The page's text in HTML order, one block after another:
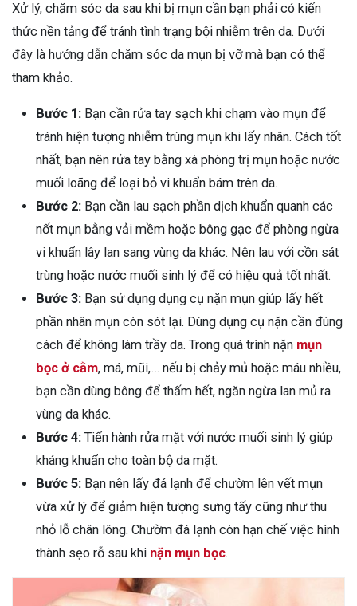
Xử lý, chăm sóc da sau khi bị mụn cần bạn phải có kiến
thức nền tảng để tránh tình trạng bội nhiễm trên da. Dưới
đây là hướng dẫn chăm sóc da mụn bị vỡ mà bạn có thể
tham khảo.
Bước 1: Bạn cần rửa tay sạch khi chạm vào mụn để
tránh hiện tượng nhiễm trùng mụn khi lấy nhân. Cách tốt
nhất, bạn nên rửa tay bằng xà phòng trị mụn hoặc nước
muối loãng để loại bỏ vi khuẩn bám trên da.
Bước 2: Bạn cần lau sạch phần dịch khuẩn quanh các
nốt mụn bằng vải mềm hoặc bông gạc để phòng ngừa
vi khuẩn lây lan sang vùng da khác. Nên lau với cồn sát
trùng hoặc nước muối sinh lý để có hiệu quả tốt nhất.
Bước 3: Bạn sử dụng dụng cụ nặn mụn giúp lấy hết
phần nhân mụn còn sót lại. Dùng dụng cụ nặn cần đúng
cách để không làm trầy da. Trong quá trình nặn mụn
bọc ở cằm, má, mũi,… nếu bị chảy mủ hoặc máu nhiều,
bạn cần dùng bông để thấm hết, ngăn ngừa lan mủ ra
vùng da khác.
Bước 4: Tiến hành rửa mặt với nước muối sinh lý giúp
kháng khuẩn cho toàn bộ da mặt.
Bước 5: Bạn nên lấy đá lạnh để chườm lên vết mụn
vừa xử lý để giảm hiện tượng sưng tấy cũng như thu
nhỏ lỗ chân lông. Chườm đá lạnh còn hạn chế việc hình
thành sẹo rỗ sau khi nặn mụn bọc.